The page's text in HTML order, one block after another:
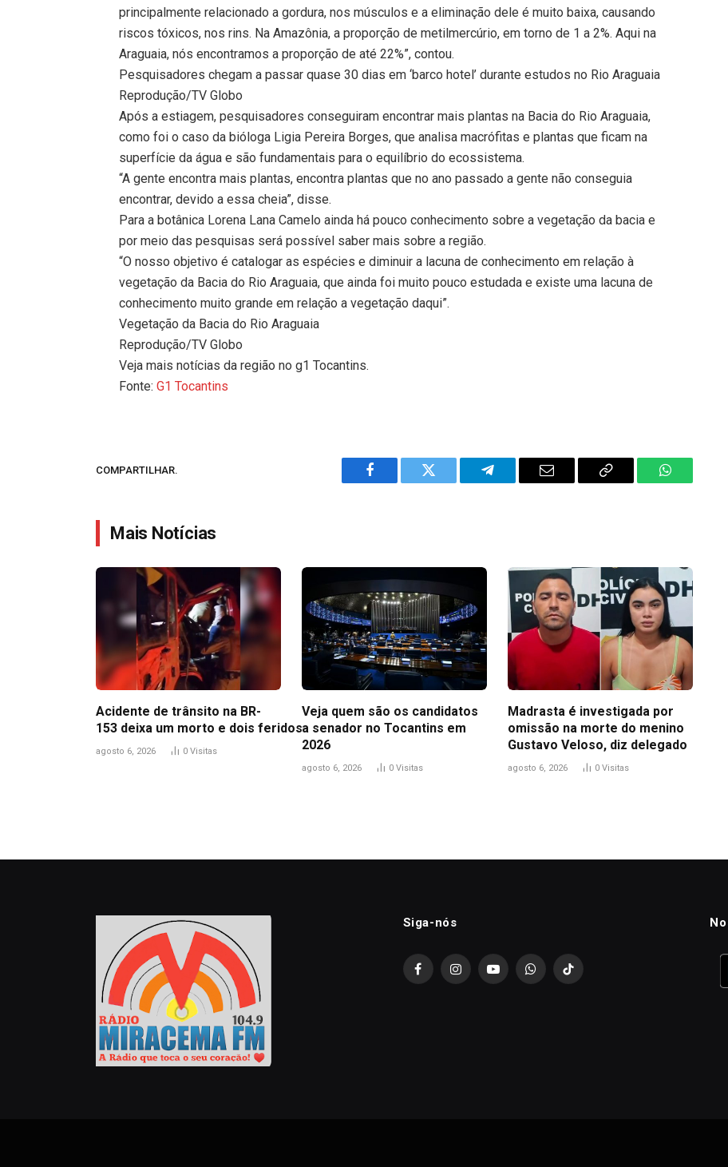
principalmente relacionado a gordura, nos músculos e a eliminação dele é muito baixa, causando
riscos tóxicos, nos rins. Na Amazônia, a proporção de metilmercúrio, em torno de 1 a 2%. Aqui na
Araguaia, nós encontramos a proporção de até 22%”, contou.
Pesquisadores chegam a passar quase 30 dias em ‘barco hotel’ durante estudos no Rio Araguaia
Reprodução/TV Globo
Após a estiagem, pesquisadores conseguiram encontrar mais plantas na Bacia do Rio Araguaia,
como foi o caso da bióloga Ligia Pereira Borges, que analisa macrófitas e plantas que ficam na
superfície da água e são fundamentais para o equilíbrio do ecossistema.
“A gente encontra mais plantas, encontra plantas que no ano passado a gente não conseguia
encontrar, devido a essa cheia”, disse.
Para a botânica Lorena Lana Camelo ainda há pouco conhecimento sobre a vegetação da bacia e
por meio das pesquisas será possível saber mais sobre a região.
“O nosso objetivo é catalogar as espécies e diminuir a lacuna de conhecimento em relação à
vegetação da Bacia do Rio Araguaia, que ainda foi muito pouco estudada e existe uma lacuna de
conhecimento muito grande em relação a vegetação daqui”.
Vegetação da Bacia do Rio Araguaia
Reprodução/TV Globo
Veja mais notícias da região no g1 Tocantins.
Fonte:G1 Tocantins
COMPARTILHAR.
Facebook Twitter Telegram Email
Copy
WhatsApp
Mais Notícias
Acidente de trânsito na BR-
153 deixa um morto e dois feridos
agosto 6, 2026 0 Visitas
Veja quem são os candidatos
a senador no Tocantins em
2026
agosto 6, 2026 0 Visitas
Madrasta é investigada por
omissão na morte do menino
Gustavo Veloso, diz delegado
agosto 6, 2026 0 Visitas
Siga-nós
FacebookInstagramYouTubeWhatsAppTikTok